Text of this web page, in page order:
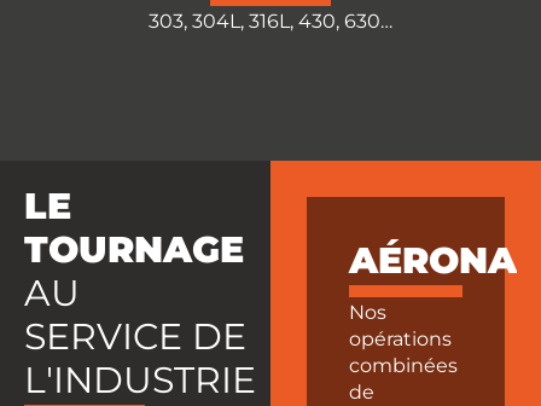
303, 304L, 316L, 430, 630…
LE
TOURNAGE
AU
SERVICE DE
L'INDUSTRIE
Nos
opérations
combinées
de